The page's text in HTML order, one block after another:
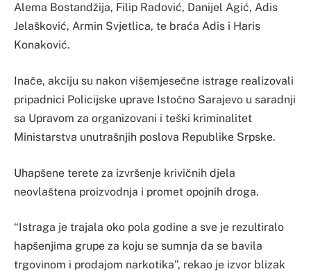
Alema Bostandžija, Filip Radović, Danijel Agić, Adis
Jelašković, Armin Svjetlica, te braća Adis i Haris
Konaković.
Inače, akciju su nakon višemjesečne istrage realizovali
pripadnici Policijske uprave Istočno Sarajevo u saradnji
sa Upravom za organizovani i teški kriminalitet
Ministarstva unutrašnjih poslova Republike Srpske.
Uhapšene terete za izvršenje krivičnih djela
neovlaštena proizvodnja i promet opojnih droga.
“Istraga je trajala oko pola godine a sve je rezultiralo
hapšenjima grupe za koju se sumnja da se bavila
trgovinom i prodajom narkotika”, rekao je izvor blizak